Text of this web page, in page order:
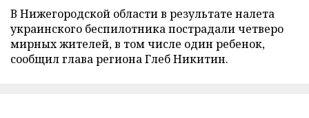
В Нижегородской области в результате налета
украинского беспилотника пострадали четверо
мирных жителей, в том числе один ребенок,
сообщил глава региона Глеб Никитин.